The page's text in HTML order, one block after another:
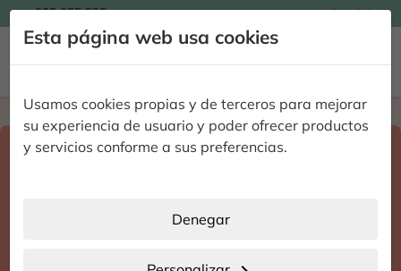
Esta página web usa cookies
Usamos cookies propias y de terceros para mejorar
su experiencia de usuario y poder ofrecer productos
y servicios conforme a sus preferencias.
Denegar
935 955 525 Español
 
Home Enviar flores a domicilio Barcelona
Selecciona destino y fecha de entrega
Sant Llorenç d'Hortons